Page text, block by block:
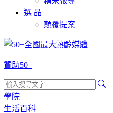
選 品
顛覆提案
贊助50+
學院
生活百科